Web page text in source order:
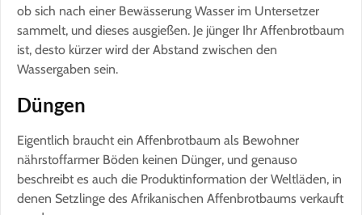
ob sich nach einer Bewässerung Wasser im Untersetzer
sammelt, und dieses ausgießen. Je jünger Ihr Affenbrotbaum
ist, desto kürzer wird der Abstand zwischen den
Wassergaben sein.
Düngen
Eigentlich braucht ein Affenbrotbaum als Bewohner
nährstoffarmer Böden keinen Dünger, und genauso
beschreibt es auch die Produktinformation der Weltläden, in
denen Setzlinge des Afrikanischen Affenbrotbaums verkauft